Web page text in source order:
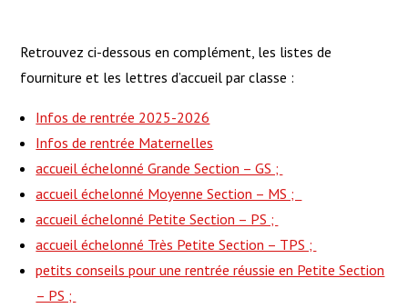
Retrouvez ci-dessous en complément, les listes de
fourniture et les lettres d’accueil par classe :
Infos de rentrée 2025-2026
Infos de rentrée Maternelles
accueil échelonné Grande Section – GS ;
accueil échelonné Moyenne Section – MS ;
accueil échelonné Petite Section – PS ;
accueil échelonné Très Petite Section – TPS ;
petits conseils pour une rentrée réussie en Petite Section
– PS ;